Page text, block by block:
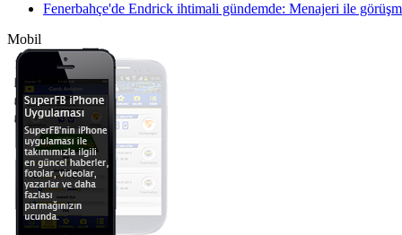
Fenerbahçe'de Endrick ihtimali gündemde: Menajeri ile
Mobil